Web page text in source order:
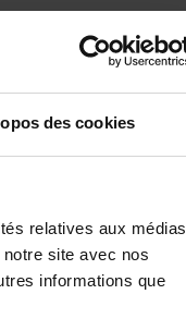
des cookies
relatives aux médias
site avec nos
informations que